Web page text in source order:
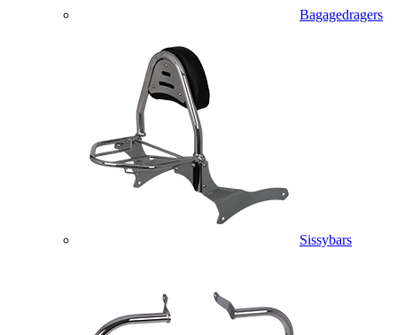
Bagagedragers
Sissybars